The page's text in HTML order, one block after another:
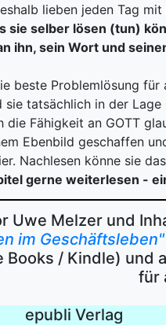
lieben jeden Tag
sie selber lösen (tun)
ihn, sein Wort und
beste Problemlösung
sie tatsächlich in der
Fähigkeit an GOTT
Ebenbild geschaffen
Nachlesen könne sie
gerne weiterlesen -
Uwe Melzer und
im Geschäftsleben"
Books / Kindle) und
für
epubli Verlag